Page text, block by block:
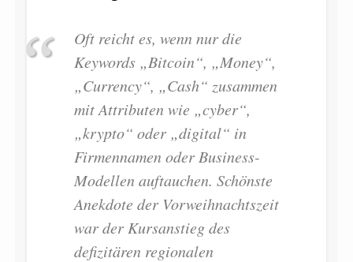
Oft reicht es, wenn nur die
Keywords „Bitcoin“, „Money“,
„Currency“, „Cash“ zusammen
mit Attributen wie „cyber“,
„krypto“ oder „digital“ in
Firmennamen oder Business-
Modellen auftauchen. Schönste
Anekdote der Vorweihnachtszeit
war der Kursanstieg des
defizitären regionalen